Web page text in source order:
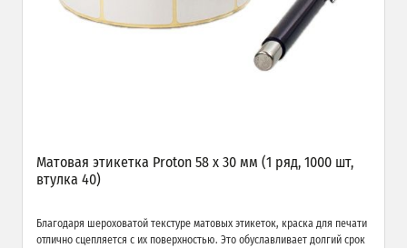
Матовая этикетка Proton 58 х 30 мм (1 ряд, 1000 шт,
втулка 40)
Благодаря шероховатой текстуре матовых этикеток, краска для печати
отлично сцепляется с их поверхностью. Это обуславливает долгий срок